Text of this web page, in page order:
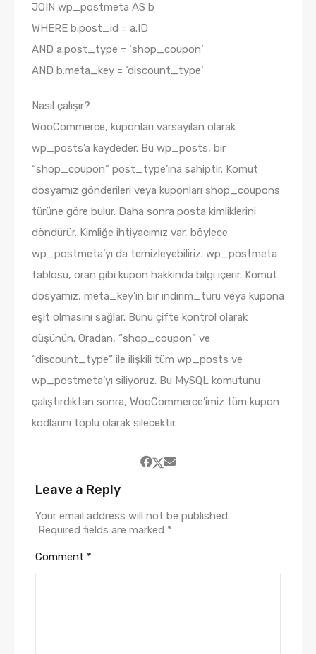
JOIN wp_postmeta AS b
WHERE b.post_id = a.ID
AND a.post_type = ‘shop_coupon’
AND b.meta_key = ‘discount_type’
Nasıl çalışır?
WooCommerce, kuponları varsayılan olarak
wp_posts’a kaydeder. Bu wp_posts, bir
“shop_coupon” post_type’ına sahiptir. Komut
dosyamız gönderileri veya kuponları shop_coupons
türüne göre bulur. Daha sonra posta kimliklerini
döndürür. Kimliğe ihtiyacımız var, böylece
wp_postmeta’yı da temizleyebiliriz. wp_postmeta
tablosu, oran gibi kupon hakkında bilgi içerir. Komut
dosyamız, meta_key’in bir indirim_türü veya kupona
eşit olmasını sağlar. Bunu çifte kontrol olarak
düşünün. Oradan, “shop_coupon” ve
“discount_type” ile ilişkili tüm wp_posts ve
wp_postmeta’yı siliyoruz. Bu MySQL komutunu
çalıştırdıktan sonra, WooCommerce’imiz tüm kupon
kodlarını toplu olarak silecektir.
Leave a Reply
Your email address will not be published.
Required fields are marked *
Comment *